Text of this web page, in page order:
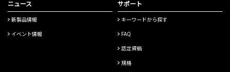
ニュース
新製品情報
イベント情報
サポート
キーワードから探す
FAQ
認定資格
規格